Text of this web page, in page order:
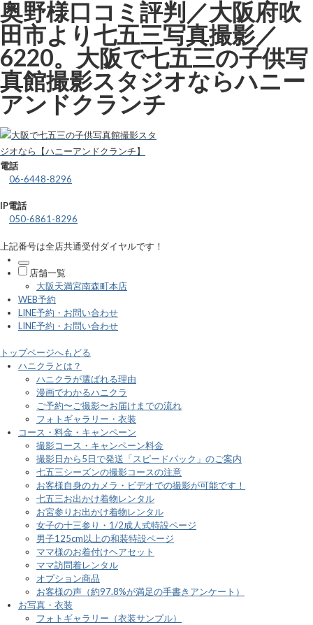
奥野様口コミ評判／大阪府吹
田市より七五三写真撮影／
6220。大阪で七五三の子供写
真館撮影スタジオならハニー
アンドクランチ
電話
06-6448-8296
IP電話
050-6861-8296
上記番号は全店共通受付ダイヤルです！
店舗一覧
大阪天満宮南森町本店
WEB予約
LINE予約・お問い合わせ
LINE予約・お問い合わせ
トップページへもどる
ハニクラとは？
ハニクラが選ばれる理由
漫画でわかるハニクラ
ご予約〜ご撮影〜お届けまでの流れ
フォトギャラリー・衣装
コース・料金・キャンペーン
撮影コース・キャンペーン料金
撮影日から5日で発送「スピードパック」のご案内
七五三シーズンの撮影コースの注意
お客様自身のカメラ・ビデオでの撮影が可能です！
七五三お出かけ着物レンタル
お宮参りお出かけ着物レンタル
女子の十三参り・1/2成人式特設ページ
男子125cm以上の和装特設ページ
ママ様のお着付けヘアセット
ママ訪問着レンタル
オプション商品
お客様の声（約97.8%が満足の手書きアンケート）
お写真・衣装
フォトギャラリー（衣装サンプル）